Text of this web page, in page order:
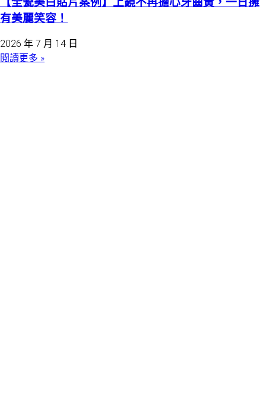
有美麗笑容！
2026 年 7 月 14 日
閱讀更多 »